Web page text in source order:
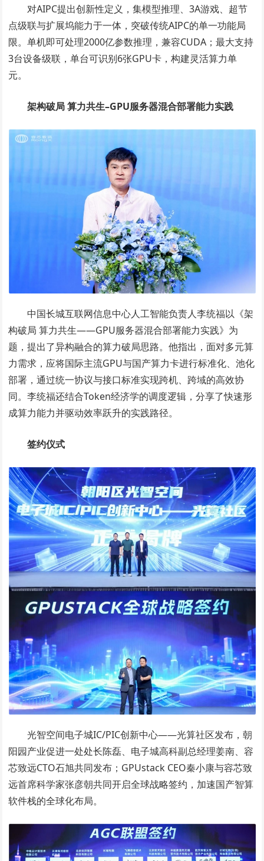
对AIPC提出创新性定义，集模型推理、3A游戏、超节
点级联与扩展坞能力于一体，突破传统AIPC的单一功能局
限。单机即可处理2000亿参数推理，兼容CUDA；最大支持
3台设备级联，单台可识别6张GPU卡，构建灵活算力单
元。
架构破局 算力共生–GPU服务器混合部署能力实践
中国长城互联网信息中心人工智能负责人李统福以《架
构破局 算力共生——GPU服务器混合部署能力实践》为
题，提出了异构融合的算力破局思路。他指出，面对多元算
力需求，应将国际主流GPU与国产算力卡进行标准化、池化
部署，通过统一协议与接口标准实现跨机、跨域的高效协
同。李统福还结合Token经济学的调度逻辑，分享了快速形
成算力能力并驱动效率跃升的实践路径。
签约仪式
光智空间电子城IC/PIC创新中心——光算社区发布，朝
阳园产业促进一处处长陈磊、电子城高科副总经理姜南、容
芯致远CTO石旭共同发布；GPUstack CEO秦小康与容芯致
远首席科学家张彦朝共同开启全球战略签约，加速国产智算
软件栈的全球化布局。